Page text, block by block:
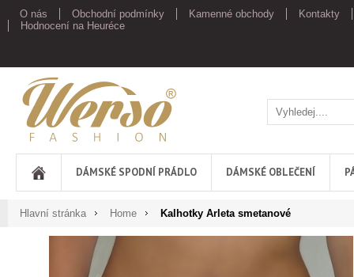
O nás Obchodní podmínky Kamenné obchody
Kontakty
Hodnocení na Heuréce
Werso
DÁMSKÉ SPODNÍ PRÁDLO DÁMSKÉ OBLEČENÍ
Hlavní stránka Home Kalhotky Arleta smetanové